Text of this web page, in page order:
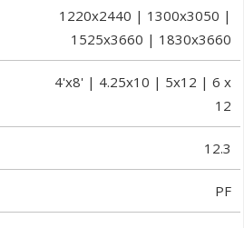
1220x2440 | 1300x3050 |
1525x3660 | 1830x3660
4'x8' | 4.25x10 | 5x12 | 6 x
12
12.3
PF